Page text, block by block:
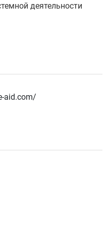
деятельности
aid.com/